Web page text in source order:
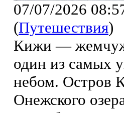
07/07/2026
(Путешествия)
Кижи —
один из самых
небом. Остров
Онежского